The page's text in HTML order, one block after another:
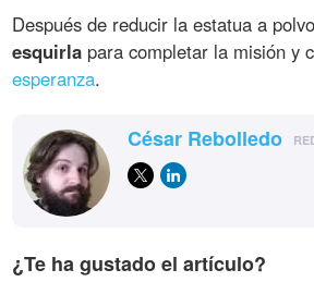
Después de reducir la estatua a
esquirla para completar la misión y
esperanza.
César Rebolledo
¿Te ha gustado el artículo?